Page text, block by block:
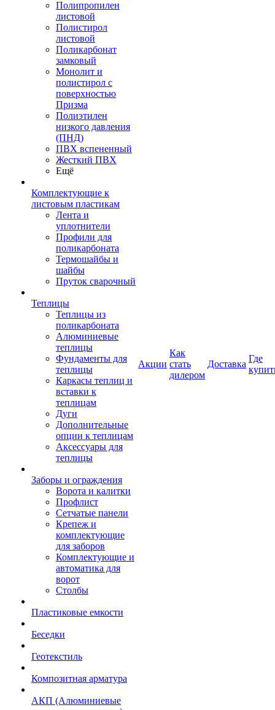
Полипропилен
листовой
Полистирол
листовой
Поликарбонат
замковый
Монолит и
полистирол с
поверхностью
Призма
Полиэтилен
низкого давления
(ПНД)
ПВХ вспененный
Жесткий ПВХ
Ещё
Комплектующие к
листовым пластикам
Лента и
уплотнители
Профили для
поликарбоната
Термошайбы и
шайбы
Пруток сварочный
Теплицы
Теплицы из
поликарбоната
Алюминиевые
теплицы
Фундаменты для
теплицы
Каркасы теплиц и
вставки к
теплицам
Дуги
Дополнительные
опции к теплицам
Аксессуары для
теплицы
Заборы и ограждения
Ворота и калитки
Профлист
Сетчатые панели
Крепеж и
комплектующие
для заборов
Комплектующие и
автоматика для
ворот
Столбы
Пластиковые емкости
Беседки
Геотекстиль
Композитная арматура
АКП (Алюминиевые
Акции
Как
стать
дилером
Доставка
Где